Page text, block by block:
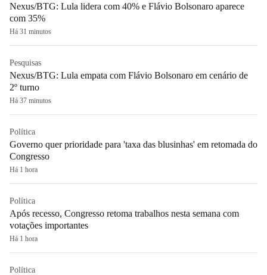
Nexus/BTG: Lula lidera com 40% e Flávio Bolsonaro aparece
com 35%
Há 31 minutos
Pesquisas
Nexus/BTG: Lula empata com Flávio Bolsonaro em cenário de
2º turno
Há 37 minutos
Política
Governo quer prioridade para 'taxa das blusinhas' em retomada do
Congresso
Há 1 hora
Política
Após recesso, Congresso retoma trabalhos nesta semana com
votações importantes
Há 1 hora
Política